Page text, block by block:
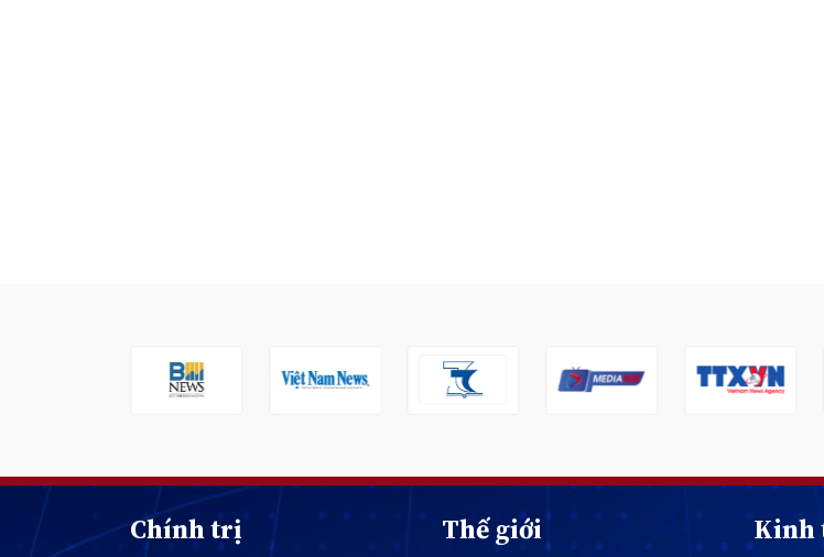
Chính trị Thế giới Kinh